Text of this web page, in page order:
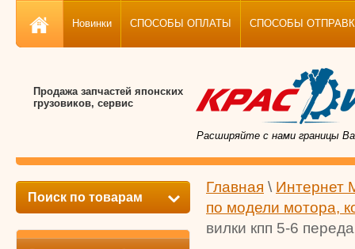
Новинки СПОСОБЫ ОПЛАТЫ СПОСОБЫ ОТПРАВКИ,
Продажа запчастей японских
грузовиков, сервис
Расширяйте с нами границы
Поиск по товарам
Главная \ Интернет
по модели мотора,
вилки кпп 5-6